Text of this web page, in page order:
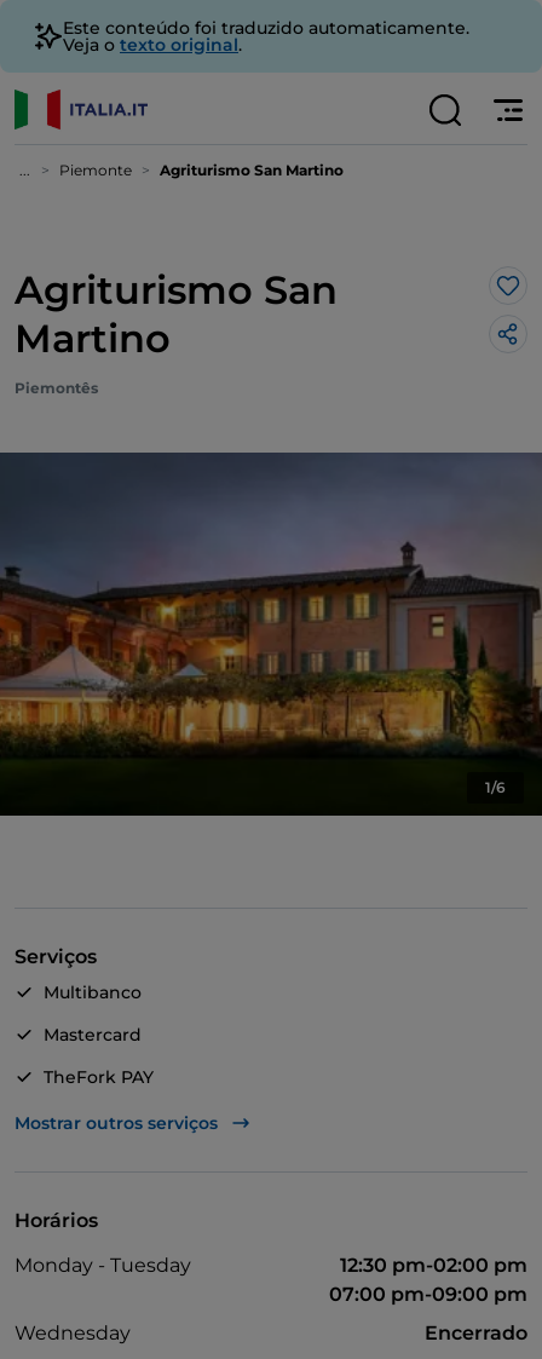
Este conteúdo foi traduzido automaticamente.
Veja o texto original.
... Piemonte Agriturismo San Martino
Agriturismo San
Martino
Piemontês
1/6
Serviços
Multibanco
Mastercard
TheFork PAY
UnionPay via TheFork PAY
Mostrar outros serviços
Horários
Monday - Tuesday
12:30 pm-02:00 pm
07:00 pm-09:00 pm
Wednesday
Encerrado